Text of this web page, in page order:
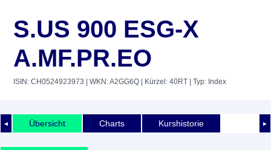
S.US 900 ESG-X
A.MF.PR.EO
ISIN: CH0524923973 | WKN: A2GG6Q | Kürzel: 40RT | Typ: Index
◄ ►
Übersicht Charts Kurshistorie